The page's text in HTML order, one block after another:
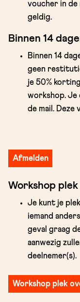
voucher in de
geldig.
Binnen 14
Binnen 14
geen
je 50%
workshop.
de mail. Deze
Afmelden
Workshop
Je kunt je
iemand
geval graag
aanwezig
deelnemer(s).
Workshop plek